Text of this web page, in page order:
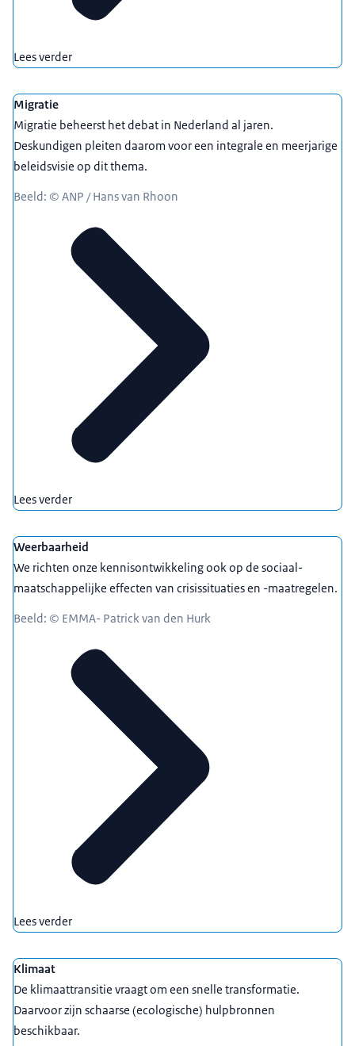
Lees verder
Migratie
Migratie beheerst het debat in Nederland al jaren.
Deskundigen pleiten daarom voor een integrale en meerjarige
beleidsvisie op dit thema.
Beeld: © ANP / Hans van Rhoon
Lees verder
Weerbaarheid
We richten onze kennisontwikkeling ook op de sociaal-
maatschappelijke effecten van crisissituaties en -maatregelen.
Beeld: © EMMA- Patrick van den Hurk
Lees verder
Klimaat
De klimaattransitie vraagt om een snelle transformatie.
Daarvoor zijn schaarse (ecologische) hulpbronnen
beschikbaar.